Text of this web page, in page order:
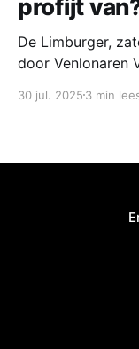
profijt
De Limburger, zaterdag
door Venlonaren
bibliotheek, een
Venlo, Jos Bouten 'Ontvangstkamer,
30 jul. 2025 3 min